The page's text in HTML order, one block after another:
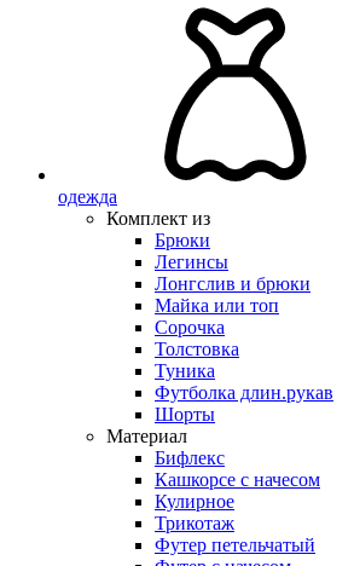
одежда
Комплект из
Брюки
Легинсы
Лонгслив и брюки
Майка или топ
Сорочка
Толстовка
Туника
Футболка длин.рукав
Шорты
Материал
Бифлекс
Кашкорсе с начесом
Кулирное
Трикотаж
Футер петельчатый